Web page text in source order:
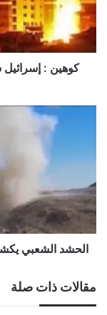
في
غزة
بعد
حل
قضيةكوهين :
في
أحد
مقراته
في
بغداد
الحشد الشعبي
مقالات ذات صلة